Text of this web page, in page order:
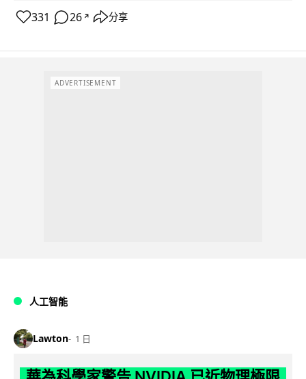
331 26 ↗ 分享
ADVERTISEMENT
人工智能
Lawton 1 日